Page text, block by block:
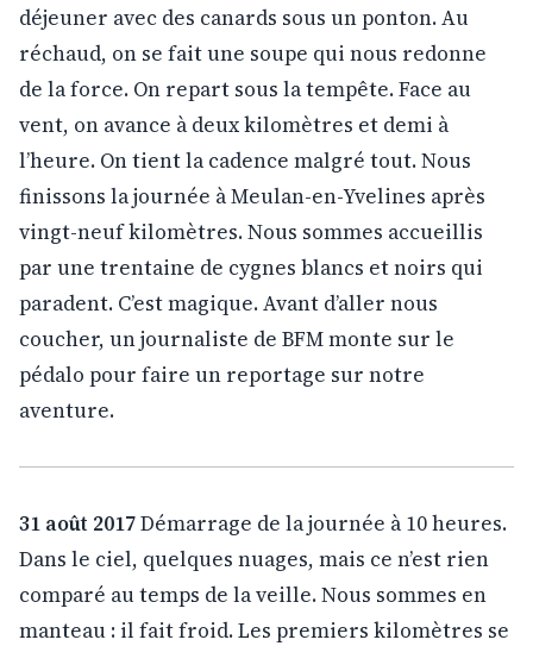
déjeuner avec des canards sous un ponton. Au
réchaud, on se fait une soupe qui nous redonne
de la force. On repart sous la tempête. Face au
vent, on avance à deux kilomètres et demi à
l’heure. On tient la cadence malgré tout. Nous
finissons la journée à Meulan-en-Yvelines après
vingt-neuf kilomètres. Nous sommes accueillis
par une trentaine de cygnes blancs et noirs qui
paradent. C’est magique. Avant d’aller nous
coucher, un journaliste de BFM monte sur le
pédalo pour faire un reportage sur notre
aventure.
31 août 2017Démarrage de la journée à 10 heures.
Dans le ciel, quelques nuages, mais ce n’est rien
comparé au temps de la veille. Nous sommes en
manteau : il fait froid. Les premiers kilomètres se